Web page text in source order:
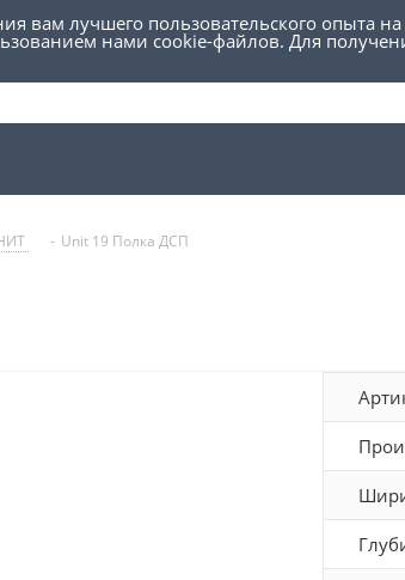
- Unit 19 Полка ДСП
вам лучшего пользовательского опыта
нами cookie-файлов. Для